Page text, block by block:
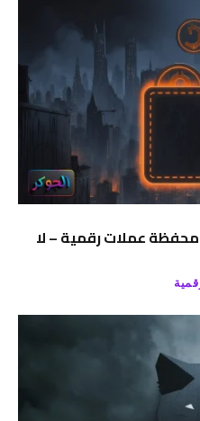
عملات رقمية – لا